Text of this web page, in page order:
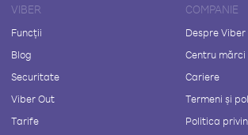
VIBER
Funcții
Blog
Securitate
Viber Out
Tarife
COMPANIE
Despre Viber
Centru mărci
Cariere
Termeni și
Politica